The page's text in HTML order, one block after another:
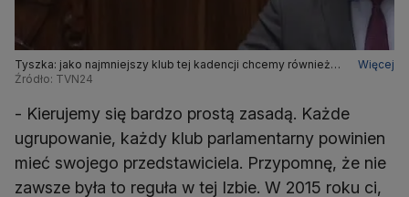
Tyszka: jako najmniejszy klub tej kadencji chcemy również
reprezentować ludzi, którzy na nas głosowali
Więcej
Źródło: TVN24
- Kierujemy się bardzo prostą zasadą. Każde
ugrupowanie, każdy klub parlamentarny powinien
mieć swojego przedstawiciela. Przypomnę, że nie
zawsze była to reguła w tej Izbie. W 2015 roku ci,